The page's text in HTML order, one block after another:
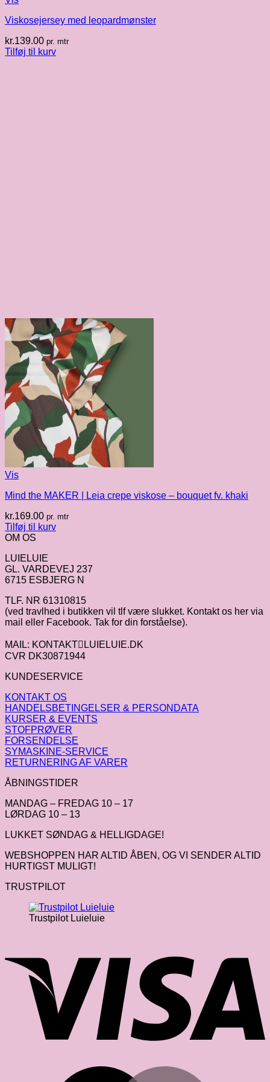
Viskosejersey med leopardmønster
kr.139.00 pr. mtr
Tilføj til kurv
Vis
Mind the MAKER | Leia crepe viskose – bouquet fv. khaki
kr.169.00 pr. mtr
Tilføj til kurv
OM OS
LUIELUIE
GL. VARDEVEJ 237
6715 ESBJERG N
TLF. NR 61310815
(ved travlhed i butikken vil tlf være slukket. Kontakt os her via
mail eller Facebook. Tak for din forståelse).
MAIL: KONTAKTLUIELUIE.DK
CVR DK30871944
KUNDESERVICE
KONTAKT OS
HANDELSBETINGELSER & PERSONDATA
KURSER & EVENTS
STOFPRØVER
FORSENDELSE
SYMASKINE-SERVICE
RETURNERING AF VARER
ÅBNINGSTIDER
MANDAG – FREDAG 10 – 17
LØRDAG 10 – 13
LUKKET SØNDAG & HELLIGDAGE!
WEBSHOPPEN HAR ALTID ÅBEN, OG VI SENDER ALTID
HURTIGST MULIGT!
TRUSTPILOT
Trustpilot Luieluie